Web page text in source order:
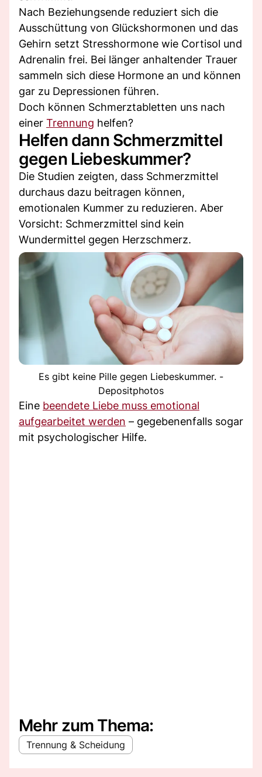
Nach Beziehungsende reduziert sich die
Ausschüttung von Glückshormonen und das
Gehirn setzt Stresshormone wie Cortisol und
Adrenalin frei. Bei länger anhaltender Trauer
sammeln sich diese Hormone an und können
gar zu Depressionen führen.
Doch können Schmerztabletten uns nach
einer Trennung helfen?
Helfen dann Schmerzmittel
gegen Liebeskummer?
Die Studien zeigten, dass Schmerzmittel
durchaus dazu beitragen können,
emotionalen Kummer zu reduzieren. Aber
Vorsicht: Schmerzmittel sind kein
Wundermittel gegen Herzschmerz.
Es gibt keine Pille gegen Liebeskummer. -
Depositphotos
Eine beendete Liebe muss emotional
aufgearbeitet werden – gegebenenfalls sogar
mit psychologischer Hilfe.
Mehr zum Thema:
Trennung & Scheidung